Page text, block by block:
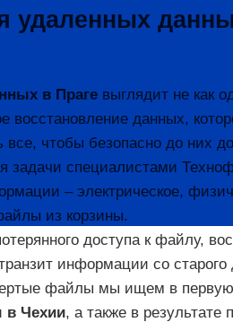
удаленных
в Прагевыглядит не как
восстановление данных,
чтобы безопасно до них
задачи специалистами
– электрическое,
из корзины.
доступа к файлу,
информации со
файлы мы ищем в
в Чехии, а также в результате